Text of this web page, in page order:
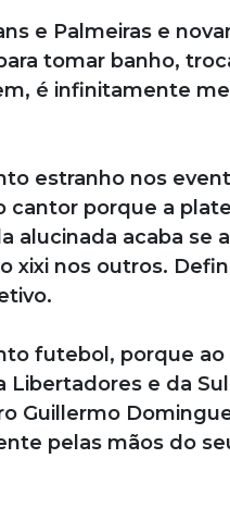
e Palmeiras e
tomar banho,
é infinitamente
estranho nos
cantor porque a
alucinada acaba se
xixi nos outros.
futebol, porque
e da
Guillermo
pelas mãos do